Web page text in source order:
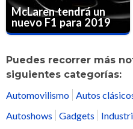
McLaren tendrá un
nuevo F1 para 2019
Puedes recorrer más
siguientes categorías:
Automovilismo
Autos
Autoshows
Gadgets